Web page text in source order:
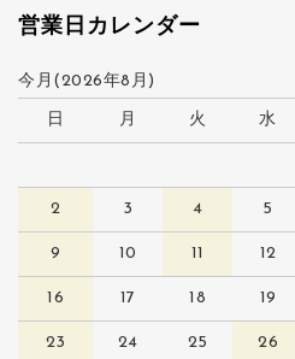
営業日カレンダー
今月(2026年8月)
日 月 火 水
2 3 4 5
9 10 11 12
16 17 18 19
23 24 25 26